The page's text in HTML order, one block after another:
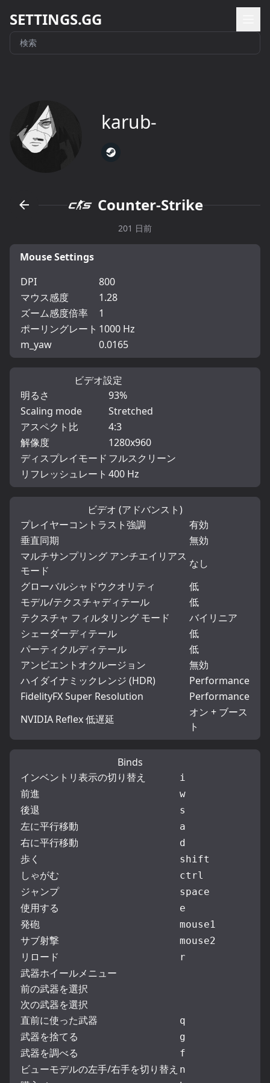
SETTINGS.GG
karub-
Counter-Strike
201 日前
Mouse Settings
DPI
800
マウス感度
1.28
ズーム感度倍率
1
ポーリングレート 1000 Hz
m_yaw
0.0165
ビデオ設定
明るさ
93%
Scaling mode
Stretched
アスペクト比
4:3
解像度
1280x960
ディスプレイモード フルスクリーン
リフレッシュレート 400 Hz
ビデオ (アドバンスト)
プレイヤーコントラスト強調
有効
垂直同期
無効
マルチサンプリング アンチエイリアス
モード
なし
グローバルシャドウクオリティ
低
モデル/テクスチャディテール
低
テクスチャ フィルタリング モード
バイリニア
シェーダーディテール
低
パーティクルディテール
低
アンビエントオクルージョン
無効
ハイダイナミックレンジ (HDR)
Performance
FidelityFX Super Resolution
Performance
NVIDIA Reflex 低遅延
オン + ブース
ト
Binds
インベントリ表示の切り替え
i
前進 w
後退 s
左に平行移動 a
右に平行移動 d
歩く shift
しゃがむ ctrl
ジャンプ space
使用する e
発砲 mouse1
サブ射撃 mouse2
リロード r
武器ホイールメニュー
前の武器を選択
次の武器を選択
直前に使った武器
q
武器を捨てる g
武器を調べる f
ビューモデルの左手/右手を切り替え n